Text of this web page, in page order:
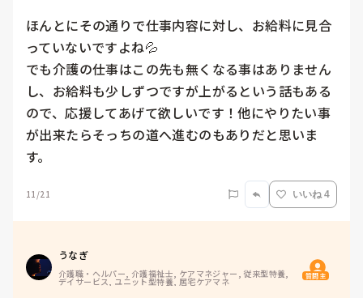
ほんとにその通りで仕事内容に対し、お給料に見合
っていないですよね💦
でも介護の仕事はこの先も無くなる事はありません
し、お給料も少しずつですが上がるという話もある
ので、応援してあげて欲しいです！他にやりたい事
が出来たらそっちの道へ進むのもありだと思いま
す。
11/21 いいね 4
うなぎ
介護職・ヘルパー, 介護福祉士, ケアマネジャー, 従来型特養,
デイサービス, ユニット型特養, 居宅ケアマネ 質問主